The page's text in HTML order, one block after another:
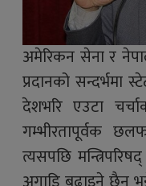
अमेरिकन सेना र
प्रदानको सन्दर्भमा
देशभरि एउटा
गम्भीरतापूर्वक
त्यसपछि